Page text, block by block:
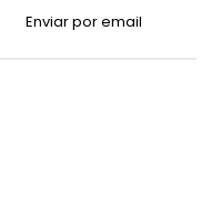
Enviar por email